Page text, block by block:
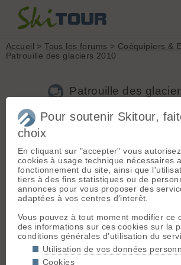
Accueil >Tous les forums > Coéquipiers &
Patrouille des glaciers 2010
Patrouille des
Nouveau sujet
K
Kiwibaby [15 posts] - Le 14/03/2009
Bonjour, je cherche des équipières/ers
glaciers 2010. En mixte c'est à peu près
d'y participer en civil. A priori je cherches
pour la grande patrouille. C'est balèse mais
commencer maintenant !... contactez moi,
région de Genève.
romaleo[216
Pour soutenir Skitour,
choix
En cliquant sur "accepter" vous
cookies à usage technique nécessaires
fonctionnement du site, ainsi que
tiers à des fins statistiques ou de
annonces pour vous proposer des
adaptées à vos centres d'interêt.
Vous pouvez à tout moment modifier ce
des informations sur ces cookies sur la
conditions générales d'utilisation du
Utilisation de vos données
Cookies